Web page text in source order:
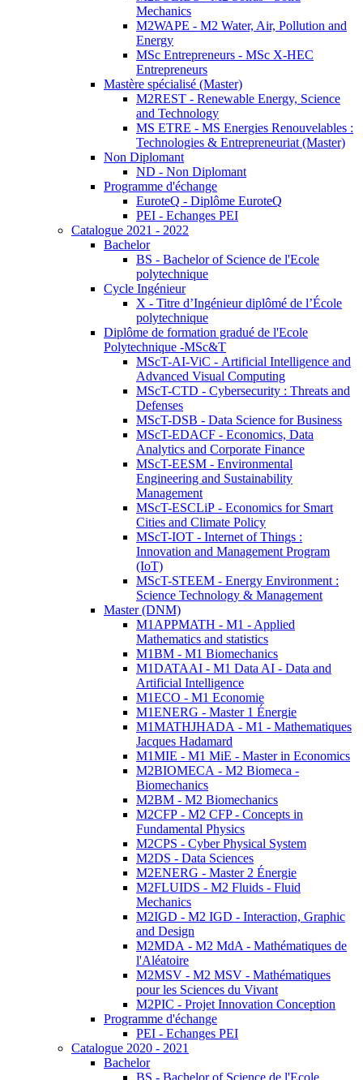
Mechanics
M2WAPE - M2 Water, Air, Pollution and
Energy
MSc Entrepreneurs - MSc X-HEC
Entrepreneurs
Mastère spécialisé (Master)
M2REST - Renewable Energy, Science
and Technology
MS ETRE - MS Energies Renouvelables :
Technologies & Entrepreneuriat (Master)
Non Diplomant
ND - Non Diplomant
Programme d'échange
EuroteQ - Diplôme EuroteQ
PEI - Echanges PEI
Catalogue 2021 - 2022
Bachelor
BS - Bachelor of Science de l'Ecole
polytechnique
Cycle Ingénieur
X - Titre d’Ingénieur diplômé de l’École
polytechnique
Diplôme de formation gradué de l'Ecole
Polytechnique -MSc&T
MScT-AI-ViC - Artificial Intelligence and
Advanced Visual Computing
MScT-CTD - Cybersecurity : Threats and
Defenses
MScT-DSB - Data Science for Business
MScT-EDACF - Economics, Data
Analytics and Corporate Finance
MScT-EESM - Environmental
Engineering and Sustainability
Management
MScT-ESCLiP - Economics for Smart
Cities and Climate Policy
MScT-IOT - Internet of Things :
Innovation and Management Program
(IoT)
MScT-STEEM - Energy Environment :
Science Technology & Management
Master (DNM)
M1APPMATH - M1 - Applied
Mathematics and statistics
M1BM - M1 Biomechanics
M1DATAAI - M1 Data AI - Data and
Artificial Intelligence
M1ECO - M1 Economie
M1ENERG - Master 1 Énergie
M1MATHJHADA - M1 - Mathematiques
Jacques Hadamard
M1MIE - M1 MiE - Master in Economics
M2BIOMECA - M2 Biomeca -
Biomechanics
M2BM - M2 Biomechanics
M2CFP - M2 CFP - Concepts in
Fundamental Physics
M2CPS - Cyber Physical System
M2DS - Data Sciences
M2ENERG - Master 2 Énergie
M2FLUIDS - M2 Fluids - Fluid
Mechanics
M2IGD - M2 IGD - Interaction, Graphic
and Design
M2MDA - M2 MdA - Mathématiques de
l'Aléatoire
M2MSV - M2 MSV - Mathématiques
pour les Sciences du Vivant
M2PIC - Projet Innovation Conception
Programme d'échange
PEI - Echanges PEI
Catalogue 2020 - 2021
Bachelor
BS - Bachelor of Science de l'Ecole